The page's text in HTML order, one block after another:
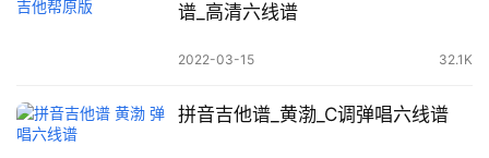
谱_高清六线谱
2022-03-15 32.1K
拼音吉他谱_黄渤_C调弹唱六线谱